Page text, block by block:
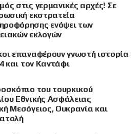
στις γερμανικές αρχές! Σε
εκστρατεία
ενόψει των
εκλογών
επαναφέρουν γνωστή ιστορία
και τον Καντάφι
του τουρκικού
Εθνικής Ασφάλειας
Μεσόγειος, Ουκρανία και